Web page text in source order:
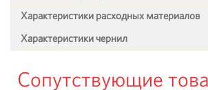
Характеристики расходных материалов
Характеристики чернил
Сопутствующие